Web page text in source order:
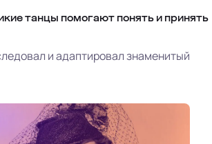
танцы помогают понять и принять
и адаптировал знаменитый